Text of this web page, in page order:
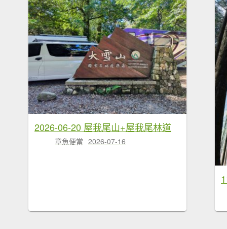
2026-06-20 屋我尾山+屋我尾林道
章魚便當 2026-07-16